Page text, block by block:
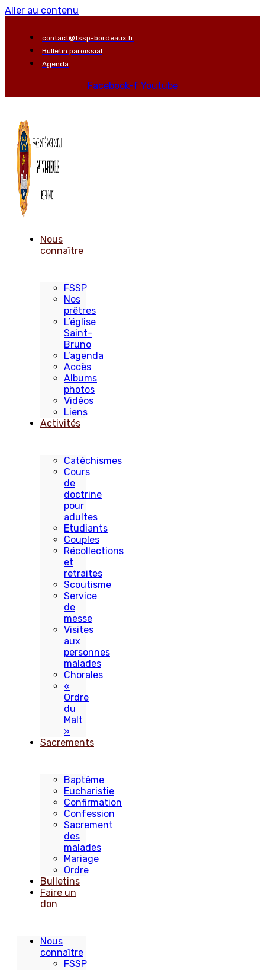
Aller au contenu
contact@fssp-bordeaux.fr
Bulletin paroissial
Agenda
Facebook-f Youtube
Nous
connaître
FSSP
Nos
prêtres
L’église
Saint-
Bruno
L’agenda
Accès
Albums
photos
Vidéos
Liens
Activités
Catéchismes
Cours
de
doctrine
pour
adultes
Etudiants
Couples
Récollections
et
retraites
Scoutisme
Service
de
messe
Visites
aux
personnes
malades
Chorales
«
Ordre
du
Malt
»
Sacrements
Baptême
Eucharistie
Confirmation
Confession
Sacrement
des
malades
Mariage
Ordre
Bulletins
Faire un
don
Nous
connaître
FSSP